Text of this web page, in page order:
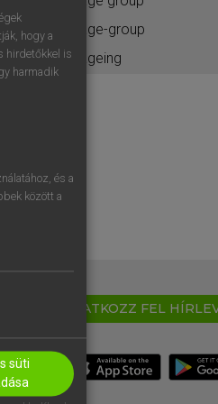
age-group
ageing
IRATKOZZ FEL
hogy a
hirdetőkkel is
harmadik
és a
között a
süti